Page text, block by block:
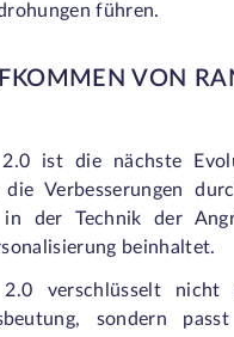
führen.
VON
2.0 ist die nächste
die Verbesserungen
in der Technik der
beinhaltet.
2.0 verschlüsselt
sondern